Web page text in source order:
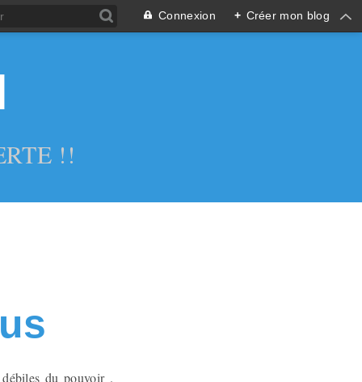
Connexion + Créer mon blog
!!
du pouvoir .